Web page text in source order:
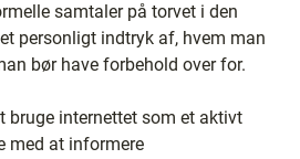
samtaler på torvet i den
personligt indtryk af, hvem man
bør have forbehold over for.
internettet som et aktivt
med at informere